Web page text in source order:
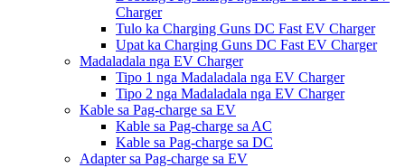
Charger
Tulo ka Charging Guns DC Fast EV Charger
Upat ka Charging Guns DC Fast EV Charger
Madaladala nga EV Charger
Tipo 1 nga Madaladala nga EV Charger
Tipo 2 nga Madaladala nga EV Charger
Kable sa Pag-charge sa EV
Kable sa Pag-charge sa AC
Kable sa Pag-charge sa DC
Adapter sa Pag-charge sa EV